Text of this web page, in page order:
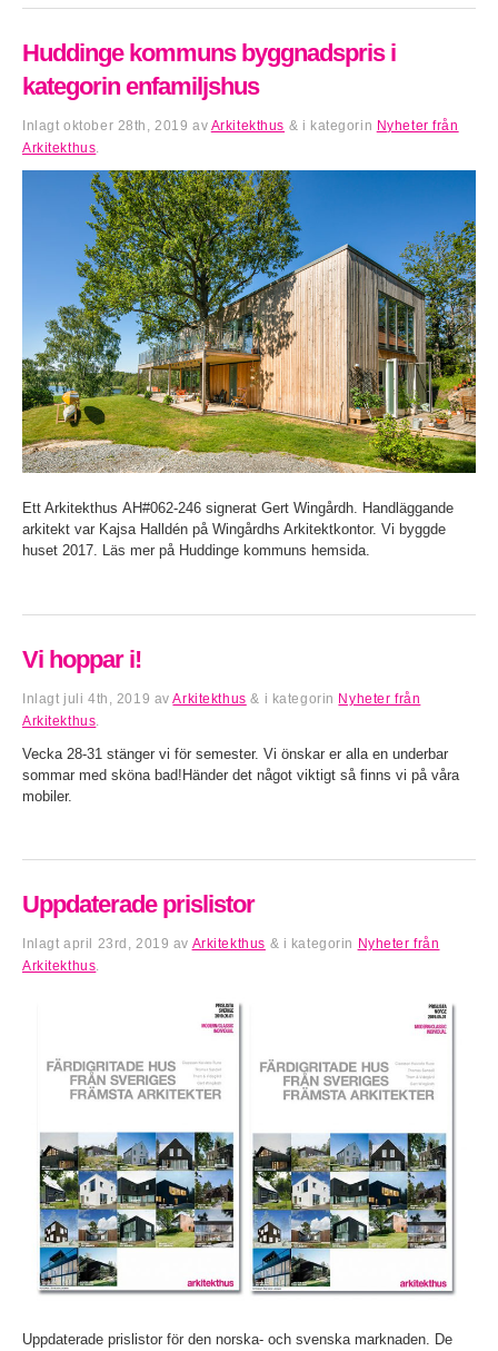
Huddinge kommuns byggnadspris i
kategorin enfamiljshus
Inlagtoktober 28th, 2019 av Arkitekthus & i kategorin Nyheter från
Arkitekthus
Ett Arkitekthus AH#062-246 signerat Gert Wingårdh. Handläggande
arkitekt var Kajsa Halldén på Wingårdhs Arkitektkontor. Vi byggde
huset 2017. Läs mer på Huddinge kommuns hemsida.
Vi hoppar i!
Inlagt juli 4th, 2019 avArkitekthus & i kategorin Nyheter från
Arkitekthus
Vecka 28-31 stänger vi för semester. Vi önskar er alla en underbar
sommar med sköna bad!Händer det något viktigt så finns vi på våra
mobiler.
Uppdaterade prislistor
Inlagtapril 23rd, 2019 av Arkitekthus & i kategorin
Nyheter från
Arkitekthus
Uppdaterade prislistor för den norska- och svenska marknaden. De